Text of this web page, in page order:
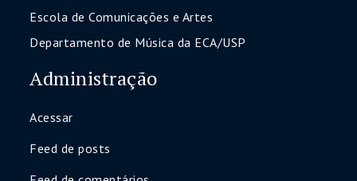
Escola de Comunicações e Artes
Departamento de Música da ECA/USP
Administração
Acessar
Feed de posts